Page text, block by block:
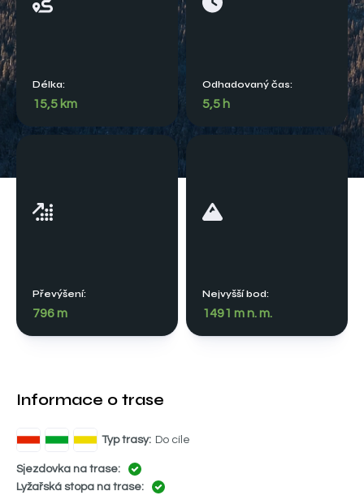
Délka:
15,5 km
Odhadovaný čas:
5,5 h
Převýšení:
796 m
Nejvyšší bod:
1491 m n. m.
Informace o trase
Typ trasy: Do cíle
Sjezdovka na trase:
Lyžařská stopa na trase: